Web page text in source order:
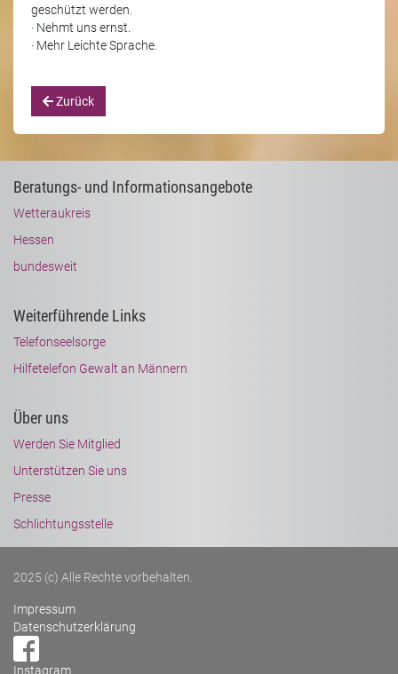
geschützt werden.
· Nehmt uns ernst.
· Mehr Leichte Sprache.
Zurück
Beratungs- und Informationsangebote
Wetteraukreis
Hessen
bundesweit
Weiterführende Links
Telefonseelsorge
Hilfetelefon Gewalt an Männern
Über uns
Werden Sie Mitglied
Unterstützen Sie uns
Presse
Schlichtungsstelle
2025 (c) Alle Rechte vorbehalten.
Impressum
Datenschutzerklärung
Instagram